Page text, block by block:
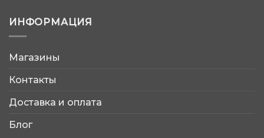
ИНФОРМАЦИЯ
Магазины
Контакты
Доставка и оплата
Блог